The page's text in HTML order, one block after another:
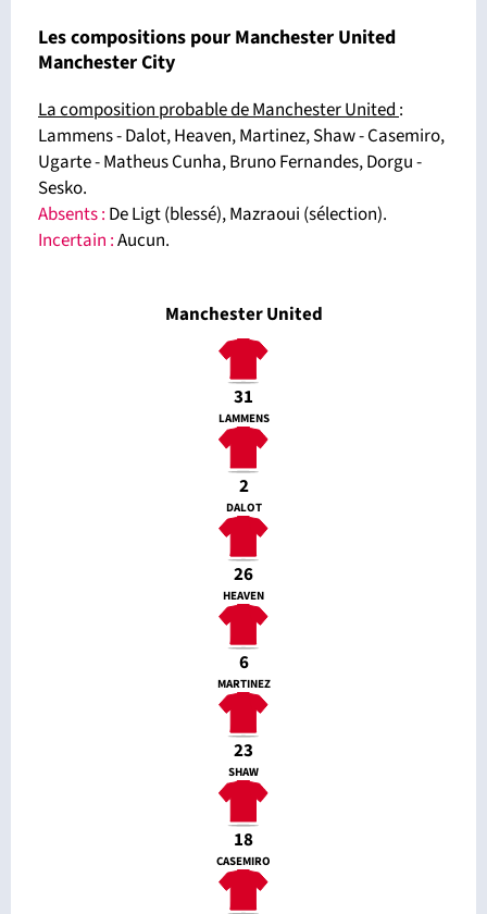
Les compositions pour Manchester United
Manchester City
La composition probable de Manchester United:
Lammens - Dalot, Heaven, Martinez, Shaw - Casemiro,
Ugarte - Matheus Cunha, Bruno Fernandes, Dorgu -
Sesko.
Absents: De Ligt (blessé), Mazraoui (sélection).
Incertain :Aucun.
Manchester United
31
LAMMENS
2
DALOT
26
HEAVEN
6
MARTINEZ
23
SHAW
18
CASEMIRO